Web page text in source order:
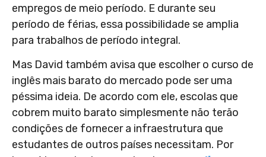
empregos de meio período. E durante seu
período de férias, essa possibilidade se amplia
para trabalhos de período integral.
Mas David também avisa que escolher o curso de
inglês mais barato do mercado pode ser uma
péssima ideia. De acordo com ele, escolas que
cobrem muito barato simplesmente não terão
condições de fornecer a infraestrutura que
estudantes de outros países necessitam. Por